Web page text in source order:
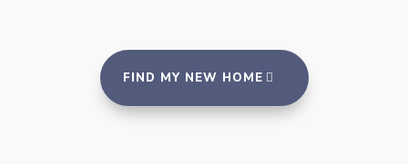
FIND MY NEW HOME